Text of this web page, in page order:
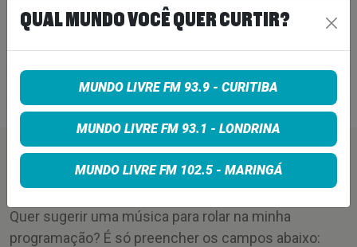
PETER KATSIS, EMPRESÁRIO DO
KORN, LIMP BIZKIT E SMASHING
7 de agosto de 2026
PEÇA SUA MÚSICA
Quer sugerir uma música para rolar na minha
programação? É só preencher os campos abaixo:
QUAL MUNDO VOCÊ QUER CURTIR?
MUNDO LIVRE FM 93.9 - CURITIBA
MUNDO LIVRE FM 93.1 - LONDRINA
MUNDO LIVRE FM 102.5 - MARINGÁ